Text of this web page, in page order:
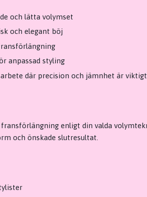
och lätta volymset
och elegant böj
anpassad styling
där precision och jämnhet är viktigt
enligt din valda
och önskade slutresultat.